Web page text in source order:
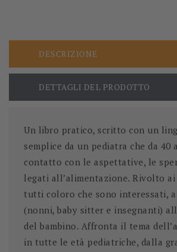
DESCRIZIONE
DETTAGLI DEL PRODOTTO
Un libro pratico, scritto con un
semplice da un pediatra che da 40
contatto con le aspettative, le
legati all’alimentazione. Rivolto
tutti coloro che sono interessati,
(nonni, baby sitter e insegnanti)
del bambino. Affronta il tema
in tutte le età pediatriche, dalla